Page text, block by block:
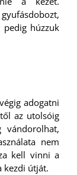
húzzuk
adogatni
az utolsóig
nem
kell vinni a
kezdi útját.